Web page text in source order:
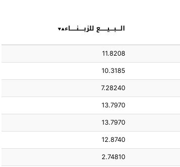
الــــبــــيـــــــع للزبـــــنــــــاء
11.8208
10.3185
7.28240
13.7970
13.7970
12.8740
2.74810